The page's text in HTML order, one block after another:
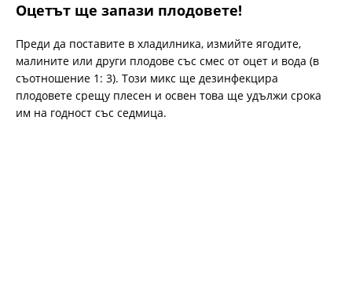
Оцетът ще запази плодовете!
Преди да поставите в хладилника, измийте ягодите,
малините или други плодове със смес от оцет и вода (в
съотношение 1: 3). Този микс ще дезинфекцира
плодовете срещу плесен и освен това ще удължи срока
им на годност със седмица.